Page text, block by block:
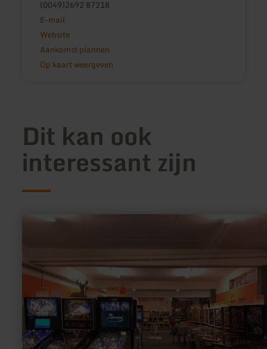
(0049)2692 87218
E-mail
Website
Aankomst plannen
Op kaart weergeven
Dit kan ook
interessant zijn